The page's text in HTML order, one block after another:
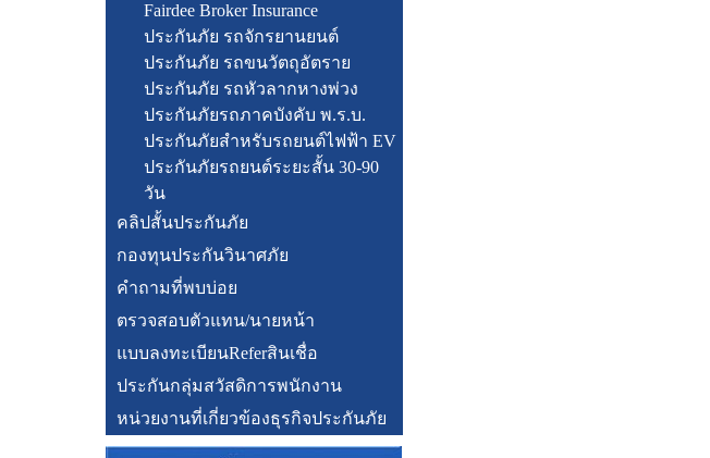
Fairdee Broker Insurance
ประกันภัย รถจักรยานยนต์
ประกันภัย รถขนวัตถุอัตราย
ประกันภัย รถหัวลากหางพ่วง
ประกันภัยรถภาคบังคับ พ.ร.บ.
ประกันภัยสำหรับรถยนต์ไฟฟ้า EV
ประกันภัยรถยนต์ระยะสั้น 30-90
วัน
คลิปสั้นประกันภัย
กองทุนประกันวินาศภัย
คำถามที่พบบ่อย
ตรวจสอบตัวแทน/นายหน้า
แบบลงทะเบียนReferสินเชื่อ
ประกันกลุ่มสวัสดิการพนักงาน
หน่วยงานที่เกี่ยวข้องธุรกิจประกันภัย